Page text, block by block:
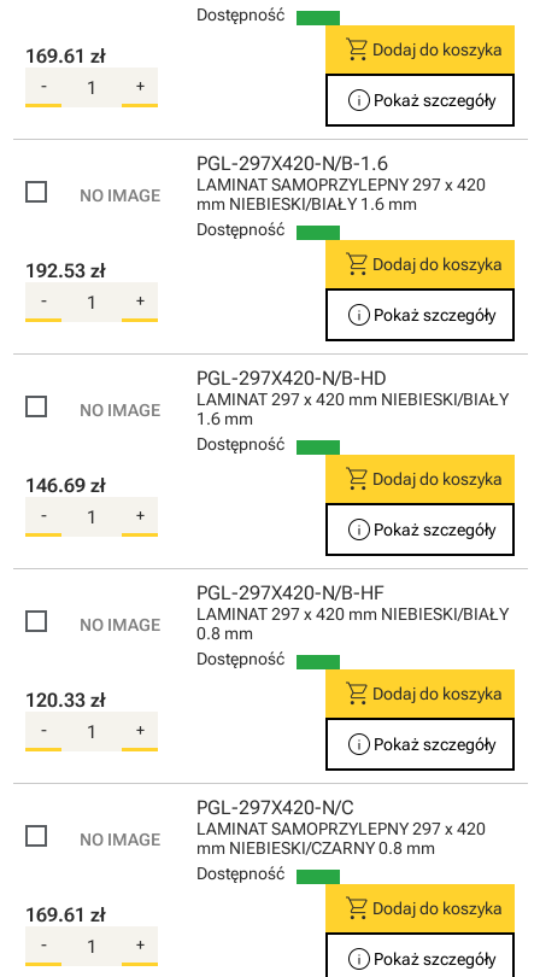
Dostępność
169.61 zł
- +
shopping_cart Dodaj do koszyka
info Pokaż szczegóły
PGL-297X420-N/B-1.6
LAMINAT SAMOPRZYLEPNY 297 x 420
mm NIEBIESKI/BIAŁY 1.6 mm
Dostępność
192.53 zł
- +
shopping_cart Dodaj do koszyka
info Pokaż szczegóły
PGL-297X420-N/B-HD
LAMINAT 297 x 420 mm NIEBIESKI/BIAŁY
1.6 mm
Dostępność
146.69 zł
- +
shopping_cart Dodaj do koszyka
info Pokaż szczegóły
PGL-297X420-N/B-HF
LAMINAT 297 x 420 mm NIEBIESKI/BIAŁY
0.8 mm
Dostępność
120.33 zł
- +
shopping_cart Dodaj do koszyka
info Pokaż szczegóły
PGL-297X420-N/C
LAMINAT SAMOPRZYLEPNY 297 x 420
mm NIEBIESKI/CZARNY 0.8 mm
Dostępność
169.61 zł
- +
shopping_cart Dodaj do koszyka
info Pokaż szczegóły